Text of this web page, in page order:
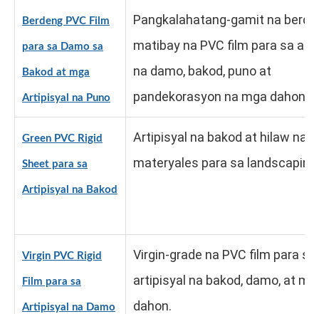
Berdeng PVC Film
para sa Damo sa
Bakod at mga
Artipisyal na Puno
Pangkalahatang-gamit na
matibay na PVC film para sa
na damo, bakod, puno at
pandekorasyon na mga dahon.
Green PVC Rigid
Sheet para sa
Artipisyal na Bakod
Artipisyal na bakod at hilaw na
materyales para sa landscaping.
Virgin PVC Rigid
Film para sa
Artipisyal na Damo
Virgin-grade na PVC film para sa
artipisyal na bakod, damo, at
dahon.